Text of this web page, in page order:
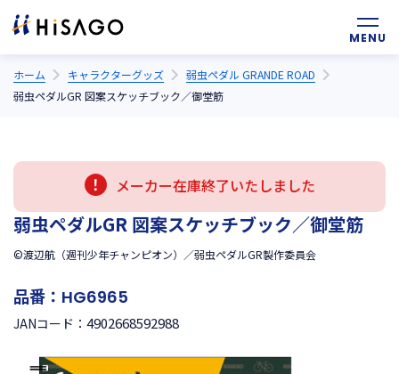
ホーム キャラクターグッズ
弱虫ペダル GRANDE ROAD
弱虫ペダルGR 図案スケッチブック／御堂筋
メーカー在庫終了いたしました
弱虫ペダルGR 図案スケッチブック／御堂筋
©渡辺航（週刊少年チャンピオン）／弱虫ペダルGR製作委員会
品番： HG6965
JANコード： 4902668592988